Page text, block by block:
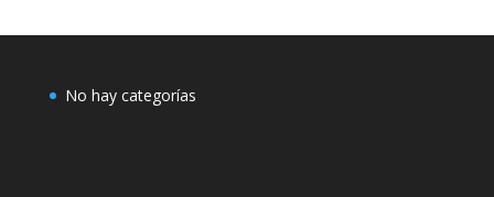
No hay categorías